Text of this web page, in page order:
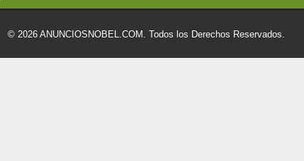
© 2026 ANUNCIOSNOBEL.COM. Todos los Derechos Reservados.